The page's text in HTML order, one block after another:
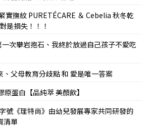
實撫紋 PURETÉCARE ＆ Cebelia 秋冬乾
是損失！！！
次攀岩抱石、我終於放過自己孩子不愛吃
父母教育分歧點 和 愛是唯一答案
蛋白【品純萃 美顏飲】
號《理特尚》由幼兒發展專家共同研發的
清單